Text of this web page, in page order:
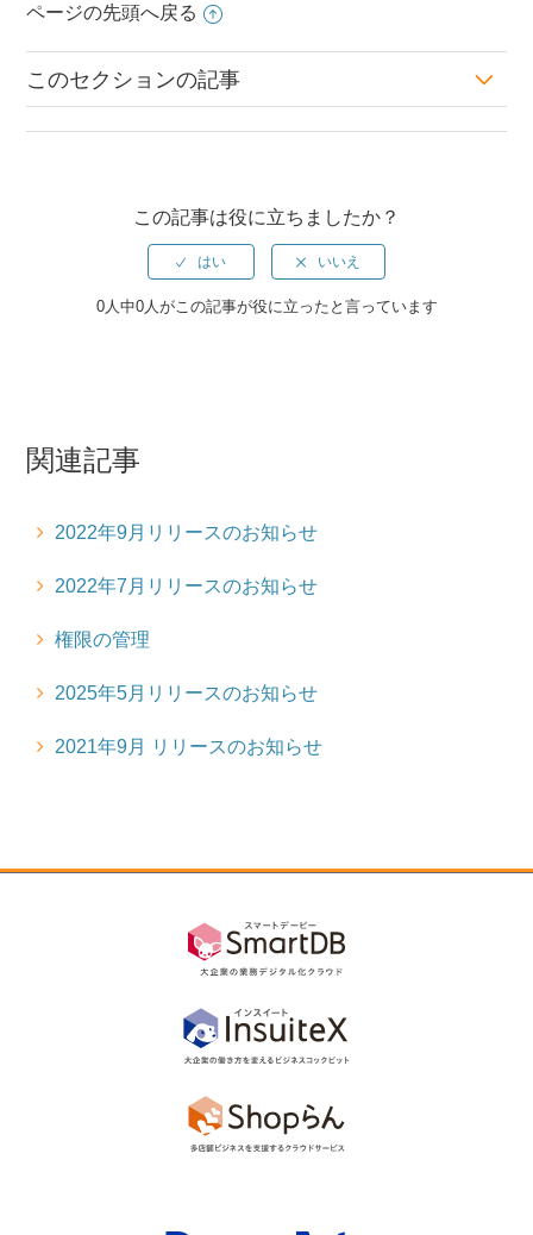
ページの先頭へ戻る
このセクションの記事
2022年10月リリースのお知らせ
2022年9月リリースのお知らせ
2022年7月リリースのお知らせ
2022年6月リリースのお知らせ
業務アプリの担当者部品の不具合を修正
書庫の下書き保存・承認機能について
この記事は役に立ちましたか？
0人中0人がこの記事が役に立ったと言っています
関連記事
2022年9月リリースのお知らせ
2022年7月リリースのお知らせ
権限の管理
2025年5月リリースのお知らせ
2021年9月 リリースのお知らせ